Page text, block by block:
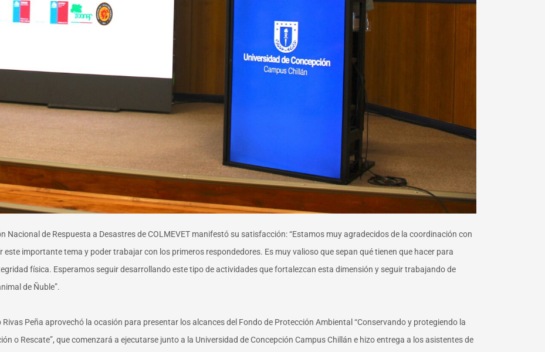
Nacional de Respuesta a Desastres de COLMEVET manifestó su satisfacción: “Estamos muy agradecidos de la coordinación con
este importante tema y poder trabajar con los primeros respondedores. Es muy valioso que sepan qué tienen que hacer para
física. Esperamos seguir desarrollando este tipo de actividades que fortalezcan esta dimensión y seguir trabajando de
de Ñuble”.
Peña aprovechó la ocasión para presentar los alcances del Fondo de Protección Ambiental “Conservando y protegiendo la
o Rescate”, que comenzará a ejecutarse junto a la Universidad de Concepción Campus Chillán e hizo entrega a los asistentes de